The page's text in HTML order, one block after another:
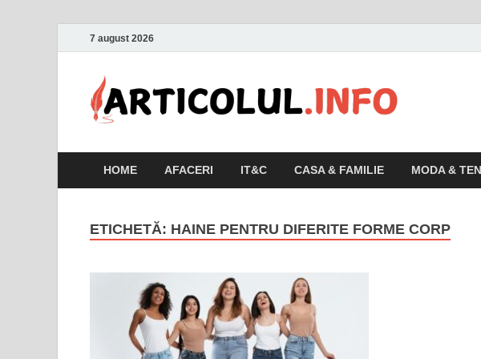
7 august 2026
HOME AFACERI IT&C CASA & FAMILIE MODA &
ETICHETĂ: HAINE PENTRU DIFERITE FORME CORP